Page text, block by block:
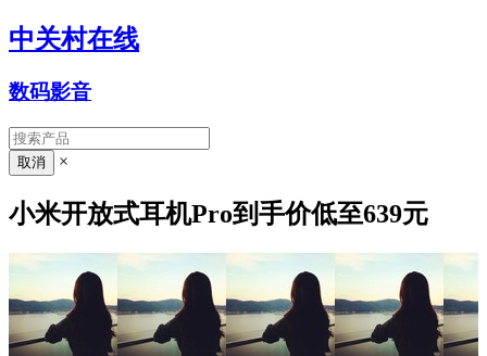
中关村在线
数码影音
×
小米开放式耳机Pro到手价低至639元